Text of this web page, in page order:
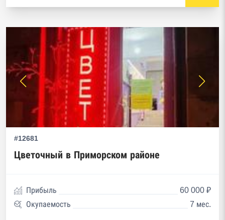
#12681
Цветочный в Приморском районе
Прибыль
60 000 ₽
Окупаемость
7 мес.